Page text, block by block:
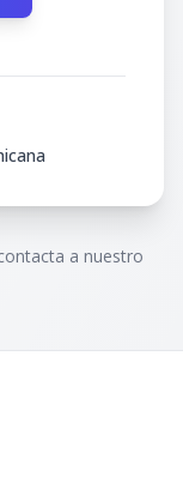
a nuestro